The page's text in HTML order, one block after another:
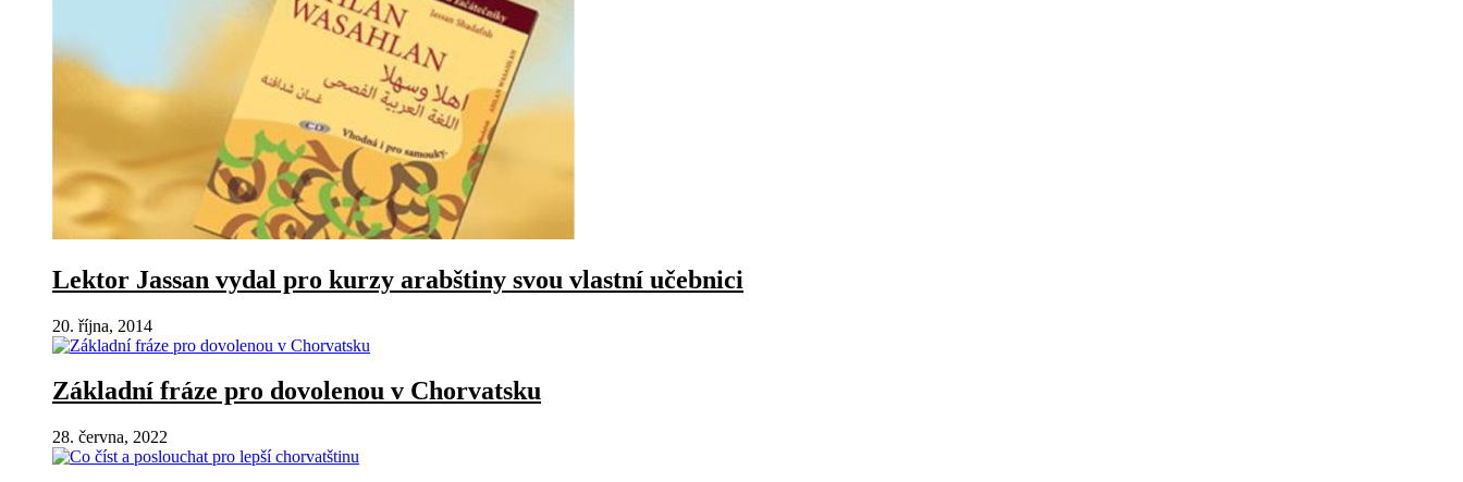
Lektor Jassan vydal pro kurzy arabštiny svou vlastní učebnici
20. října, 2014
Základní fráze pro dovolenou v Chorvatsku
28. června, 2022